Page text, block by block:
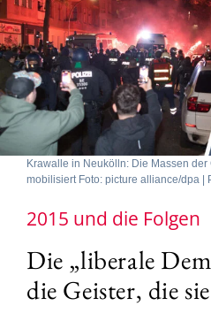
Krawalle in Neukölln: Die Massen
mobilisiert Foto: picture alliance/dpa |
2015 und die Folgen
Die „liberale
die Geister, die